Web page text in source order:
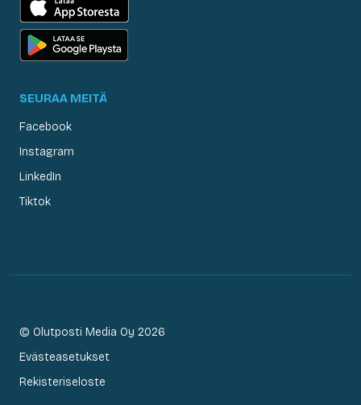
SEURAA MEITÄ
Facebook
Instagram
LinkedIn
Tiktok
© Olutposti Media Oy 2026
Evästeasetukset
Rekisteriseloste